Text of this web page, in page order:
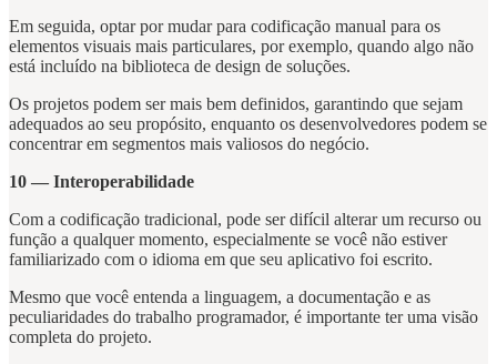
Em seguida, optar por mudar para codificação manual para os
elementos visuais mais particulares, por exemplo, quando algo não
está incluído na biblioteca de design de soluções.
Os projetos podem ser mais bem definidos, garantindo que sejam
adequados ao seu propósito, enquanto os desenvolvedores podem se
concentrar em segmentos mais valiosos do negócio.
10 — Interoperabilidade
Com a codificação tradicional, pode ser difícil alterar um recurso ou
função a qualquer momento, especialmente se você não estiver
familiarizado com o idioma em que seu aplicativo foi escrito.
Mesmo que você entenda a linguagem, a documentação e as
peculiaridades do trabalho programador, é importante ter uma visão
completa do projeto.